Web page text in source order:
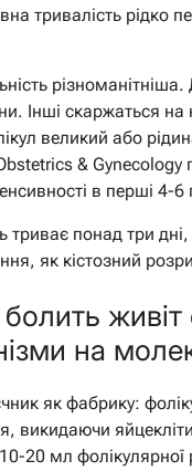
тривалість рідко
Інші скаржаться
великий або
& Gynecology
в перші 4-6
триває понад три
як кістозний
живіт
на
як фабрику:
викидаючи
20 мл